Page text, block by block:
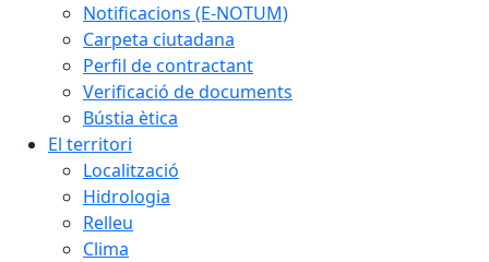
Notificacions (E-NOTUM)
Carpeta ciutadana
Perfil de contractant
Verificació de documents
Bústia ètica
El territori
Localització
Hidrologia
Relleu
Clima